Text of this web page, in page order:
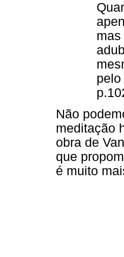
Não
meditação
obra de
que
é muito